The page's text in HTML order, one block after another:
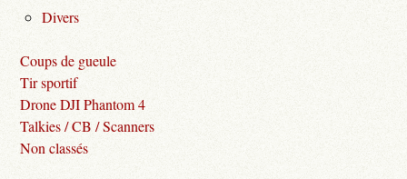
Divers
Coups de gueule
Tir sportif
Drone DJI Phantom 4
Talkies / CB / Scanners
Non classés